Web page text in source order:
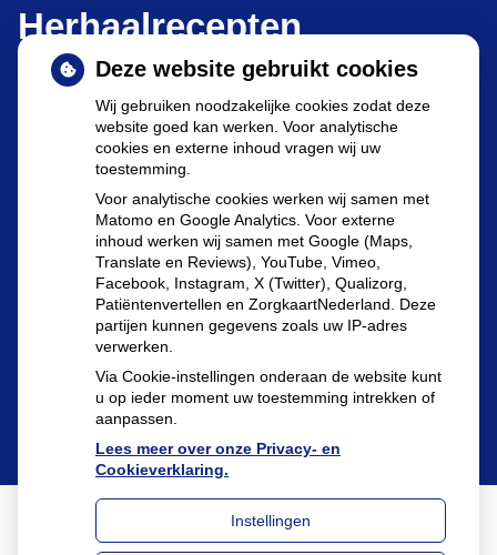
Herhaalrecepten
Patiëntenomgeving
Deze website gebruikt cookies
Wij gebruiken noodzakelijke cookies zodat deze
website goed kan werken. Voor analytische
cookies en externe inhoud vragen wij uw
toestemming.
Voor analytische cookies werken wij samen met
Matomo en Google Analytics. Voor externe
inhoud werken wij samen met Google (Maps,
Translate en Reviews), YouTube, Vimeo,
Facebook, Instagram, X (Twitter), Qualizorg,
Patiëntenvertellen en ZorgkaartNederland. Deze
partijen kunnen gegevens zoals uw IP-adres
verwerken.
Via Cookie-instellingen onderaan de website kunt
u op ieder moment uw toestemming intrekken of
aanpassen.
Lees meer over onze Privacy- en
Cookieverklaring.
Instellingen